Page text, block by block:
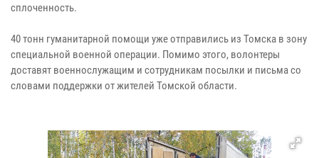
сплоченность.
40 тонн гуманитарной помощи уже отправились из Томска в зону
специальной военной операции. Помимо этого, волонтеры
доставят военнослужащим и сотрудникам посылки и письма со
словами поддержки от жителей Томской области.